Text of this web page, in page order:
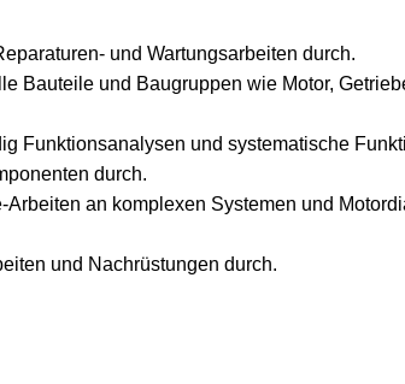
und Wartungsarbeiten durch.
Bauteile und Baugruppen wie Motor,
Funktionsanalysen und systematische
durch.
Arbeiten an komplexen Systemen und
und Nachrüstungen durch.